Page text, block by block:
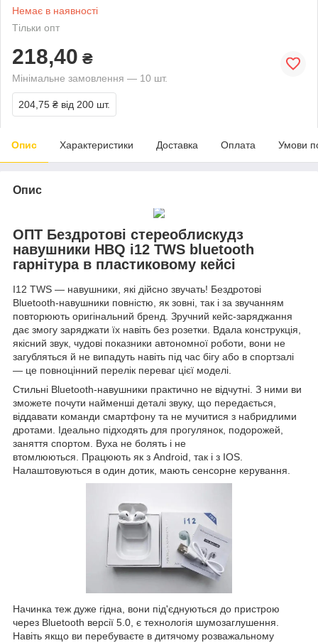
Немає в наявності
Тільки опт
218,40 ₴
Мінімальне замовлення — 10 шт.
204,75 ₴ від 200 шт.
Опис Характеристики Доставка Оплата Умови
Опис
ОПТ Бездротові стереоблискудз
навушники HBQ i12 TWS bluetooth
гарнітура в пластиковому кейсі
I12 TWS — навушники, які дійсно звучать! Бездротові
Bluetooth-навушники повністю, як зовні, так і за звучанням
повторюють оригінальний бренд. Зручний кейс-заряджання
дає змогу заряджати їх навіть без розетки. Вдала конструкція,
якісний звук, чудові показники автономної роботи, вони не
загубляться й не випадуть навіть під час бігу або в спортзалі
— це повноцінний перелік переваг цієї моделі.
Стильні Bluetooth-навушники практично не відчутні. З ними ви
зможете почути найменші деталі звуку, що передається,
віддавати команди смартфону та не мучитися з набридлими
дротами. Ідеально підходять для прогулянок, подорожей,
заняття спортом. Вуха не болять і не
втомлюються. Працюють як з Android, так і з IOS.
Налаштовуються в один дотик, мають сенсорне керування.
Начинка теж дуже гідна, вони під'єднуються до пристрою
через Bluetooth версії 5.0, є технологія шумозаглушення.
Навіть якщо ви перебуваєте в дитячому розважальному